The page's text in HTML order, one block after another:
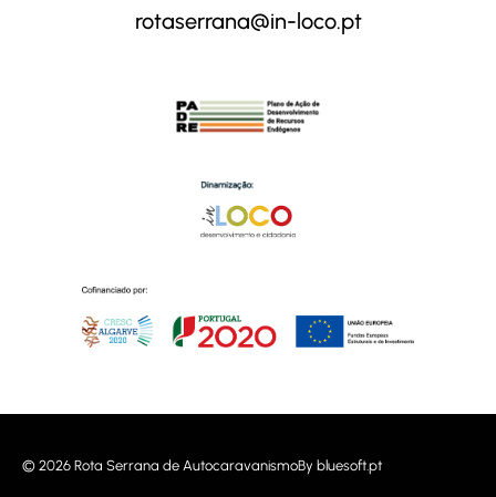
rotaserrana@in-loco.pt
© 2026 Rota Serrana de AutocaravanismoBy bluesoft.pt